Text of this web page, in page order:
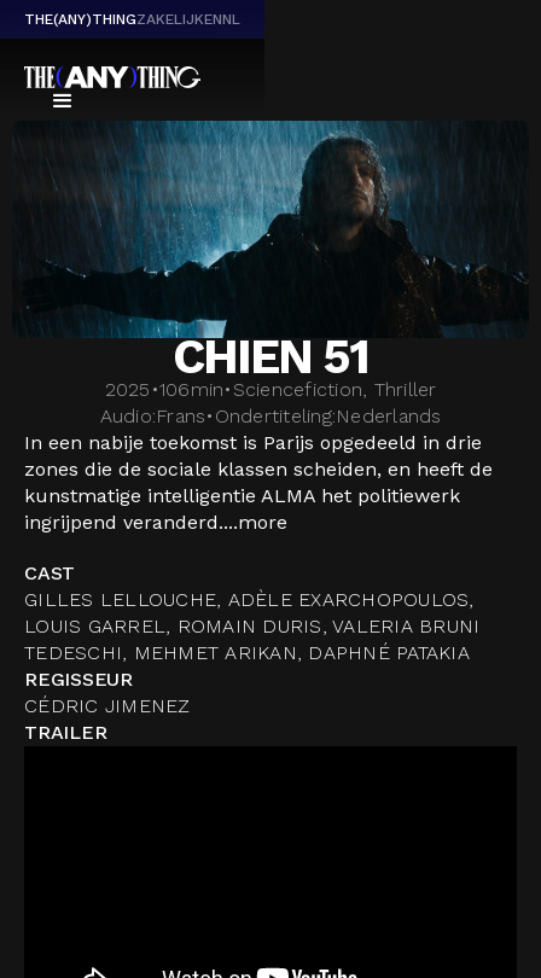
THE(ANY)THINGZAKELIJKENNL
CHIEN 51
2025 •106min• Sciencefiction, Thriller
Audio:Frans• Ondertiteling:Nederlands
In een nabije toekomst is Parijs opgedeeld in drie
zones die de sociale klassen scheiden, en heeft de
kunstmatige intelligentie ALMA het politiewerk
ingrijpend veranderd....more
CAST
GILLES LELLOUCHE, ADÈLE EXARCHOPOULOS,
LOUIS GARREL, ROMAIN DURIS, VALERIA BRUNI
TEDESCHI, MEHMET ARIKAN, DAPHNÉ PATAKIA
REGISSEUR
CÉDRIC JIMENEZ
TRAILER